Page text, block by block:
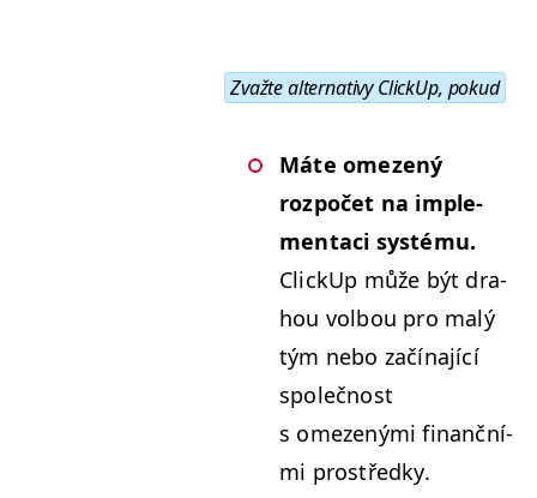
Zvažte alter­na­tivy Click­Up, pokud
Máte omezený
rozpočet na imple­
mentaci sys­té­mu.
Click­Up může být dra­
hou vol­bou pro malý
tým nebo začí­na­jící
společnost
s omezený­mi finanční­
mi prostředky.